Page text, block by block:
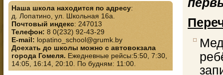
Наша школа находится по адресу:
д. Лопатино, ул. Школьная 16а.
Почтовый индекс: 247013
Телефон:8 0(232) 92-43-29
E-mail:lopatino_school@grumk.by
Доехать до школы можно с автовокзала
города Гомеля. Ежедневные рейсы:5:50, 7:30,
14:05, 16:14, 20:10. По будням: 11:00.